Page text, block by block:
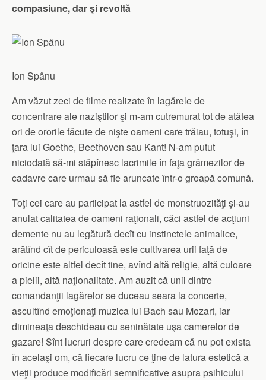
compasiune, dar şi revoltă
Ion Spânu
Am văzut zeci de filme realizate în lagărele de
concentrare ale naziştilor şi m-am cutremurat tot de atâtea
ori de ororile făcute de nişte oameni care trăiau, totuşi, în
ţara lui Goethe, Beethoven sau Kant! N-am putut
niciodată să-mi stăpînesc lacrimile în faţa grămezilor de
cadavre care urmau să fie aruncate într-o groapă comună.
Toţi cei care au participat la astfel de monstruozităţi şi-au
anulat calitatea de oameni raţionali, căci astfel de acţiuni
demente nu au legătură decît cu instinctele animalice,
arătînd cît de periculoasă este cultivarea urii faţă de
oricine este altfel decît tine, avînd altă religie, altă culoare
a pielii, altă naţionalitate. Am auzit că unii dintre
comandanţii lagărelor se duceau seara la concerte,
ascultînd emoţionaţi muzica lui Bach sau Mozart, iar
dimineaţa deschideau cu seninătate uşa camerelor de
gazare! Sînt lucruri despre care credeam că nu pot exista
în acelaşi om, că fiecare lucru ce ţine de latura estetică a
vieţii produce modificări semnificative asupra psihicului